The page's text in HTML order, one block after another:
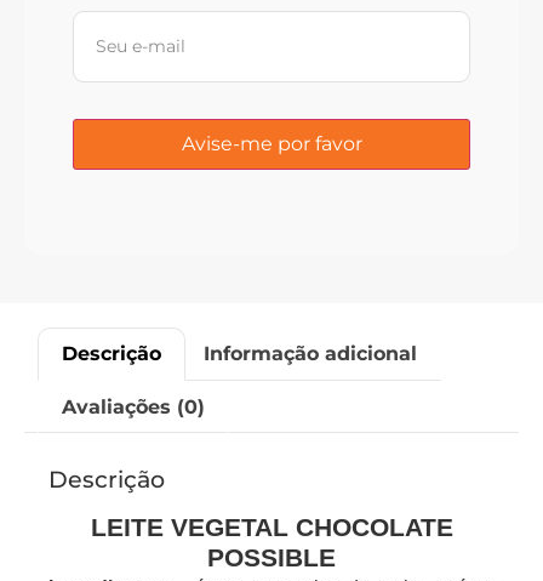
Descrição Informação adicional
Avaliações (0)
Descrição
LEITE VEGETAL CHOCOLATE
POSSIBLE